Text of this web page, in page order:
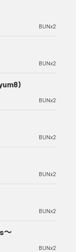
BUNx2
BUNx2
BUNx2
BUNx2
BUNx2
BUNx2
〜
BUNx2